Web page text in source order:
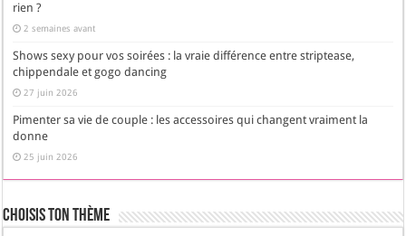
rien ?
2 semaines avant
Shows sexy pour vos soirées : la vraie différence entre striptease,
chippendale et gogo dancing
27 juin 2026
Pimenter sa vie de couple : les accessoires qui changent vraiment la
donne
25 juin 2026
Choisis Ton Thème